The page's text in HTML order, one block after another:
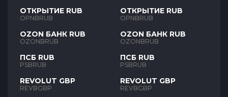
ОТКРЫТИЕ RUB
OPNBRUB
OZON БАНК RUB
OZONBRUB
ПСБ RUB
PSBRUB
REVOLUT GBP
REVBGBP
ОТКРЫТИЕ RUB
OPNBRUB
OZON БАНК RUB
OZONBRUB
ПСБ RUB
PSBRUB
REVOLUT GBP
REVBGBP